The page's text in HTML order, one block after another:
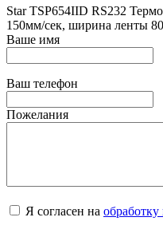
Star ТSP654IID RS232
150мм/сек, ширина ленты
Ваше имя
Ваш телефон
Пожелания
Я согласен на